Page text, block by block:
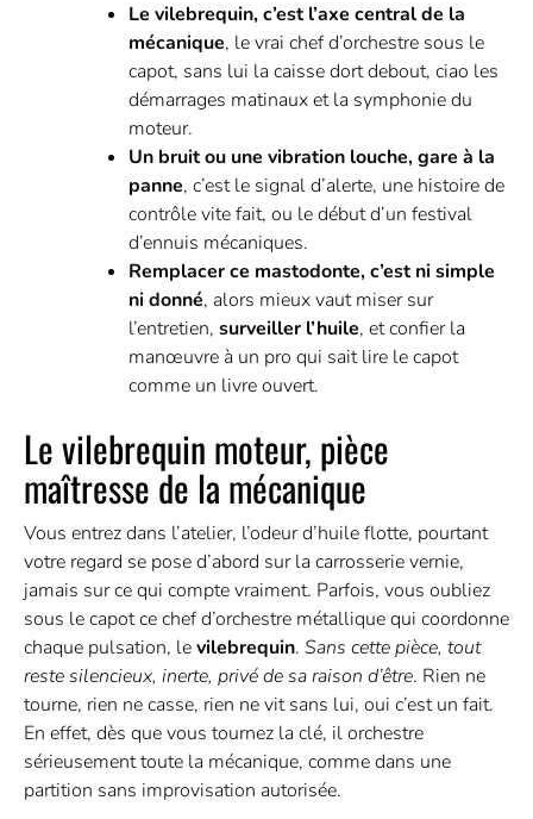
Le vilebrequin, c’est l’axe central de la
mécanique, le vrai chef d’orchestre sous le
capot, sans lui la caisse dort debout, ciao les
démarrages matinaux et la symphonie du
moteur.
Un bruit ou une vibration louche, gare à la
panne, c’est le signal d’alerte, une histoire de
contrôle vite fait, ou le début d’un festival
d’ennuis mécaniques.
Remplacer ce mastodonte, c’est ni simple
ni donné, alors mieux vaut miser sur
l’entretien, surveiller l’huile, et confier la
manœuvre à un pro qui sait lire le capot
comme un livre ouvert.
Le vilebrequin moteur, pièce
maîtresse de la mécanique
Vous entrez dans l’atelier, l’odeur d’huile flotte, pourtant
votre regard se pose d’abord sur la carrosserie vernie,
jamais sur ce qui compte vraiment. Parfois, vous oubliez
sous le capot ce chef d’orchestre métallique qui coordonne
chaque pulsation, levilebrequin. Sans cette pièce, tout
reste silencieux, inerte, privé de sa raison d’être. Rien ne
tourne, rien ne casse, rien ne vit sans lui, oui c’est un fait.
En effet, dès que vous tournez la clé, il orchestre
sérieusement toute la mécanique, comme dans une
partition sans improvisation autorisée.